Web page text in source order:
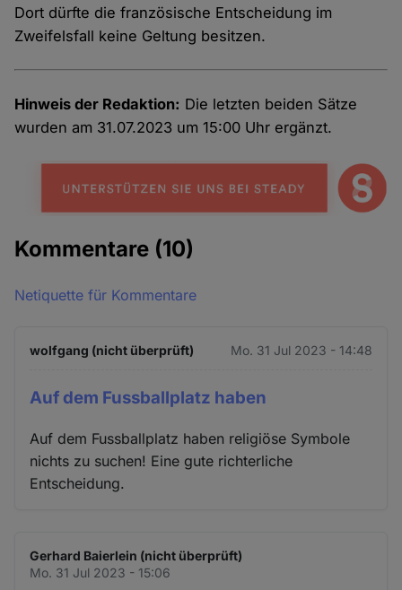
Dort dürfte die französische Entscheidung im
Zweifelsfall keine Geltung besitzen.
Hinweis der Redaktion: Die letzten beiden Sätze
wurden am 31.07.2023 um 15:00 Uhr ergänzt.
Kommentare (10)
Netiquette für Kommentare
wolfgang (nicht überprüft) Mo. 31 Jul 2023 - 14:48
Auf dem Fussballplatz haben
Auf dem Fussballplatz haben religiöse Symbole
nichts zu suchen! Eine gute richterliche
Entscheidung.
Gerhard Baierlein (nicht überprüft)
Mo. 31 Jul 2023 - 15:06